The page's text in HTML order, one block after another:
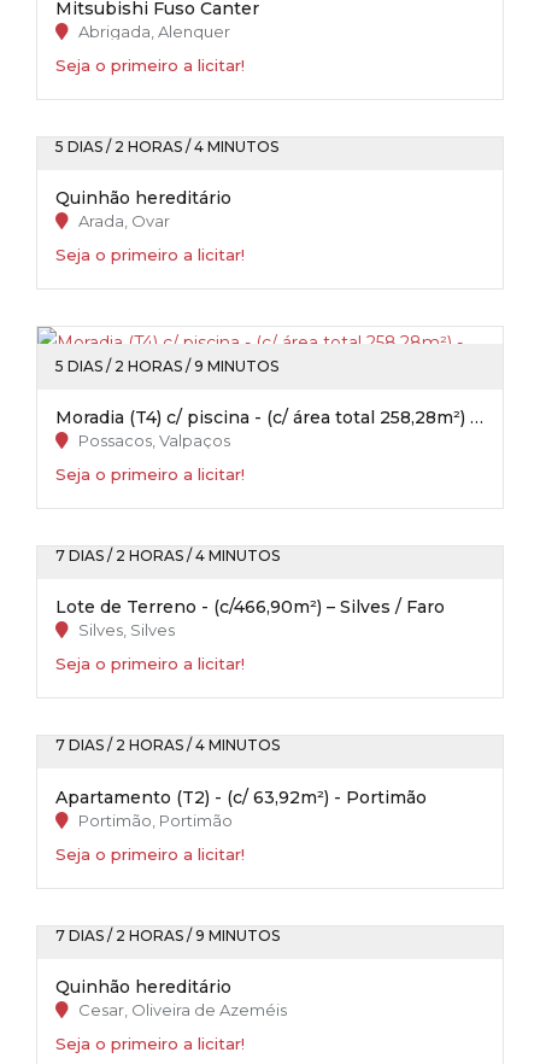
Mitsubishi Fuso Canter
Abrigada, Alenquer
Seja o primeiro a licitar!
5 DIAS / 2 HORAS / 4 MINUTOS
Quinhão hereditário
Arada, Ovar
Seja o primeiro a licitar!
5 DIAS / 2 HORAS / 9 MINUTOS
Moradia (T4) c/ piscina - (c/ área total 258,28m²) - Possacos / Valpaços
Possacos, Valpaços
Seja o primeiro a licitar!
7 DIAS / 2 HORAS / 4 MINUTOS
Lote de Terreno - (c/466,90m²) – Silves / Faro
Silves, Silves
Seja o primeiro a licitar!
7 DIAS / 2 HORAS / 4 MINUTOS
Apartamento (T2) - (c/ 63,92m²) - Portimão
Portimão, Portimão
Seja o primeiro a licitar!
7 DIAS / 2 HORAS / 9 MINUTOS
Quinhão hereditário
Cesar, Oliveira de Azeméis
Seja o primeiro a licitar!